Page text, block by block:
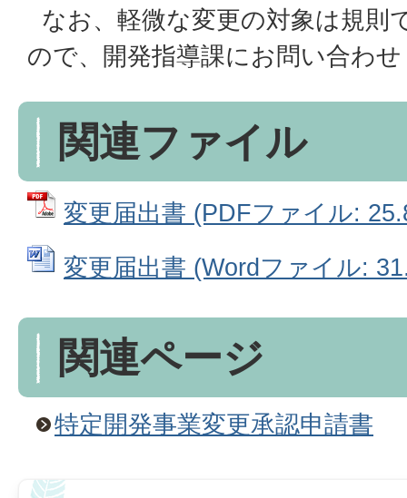
なお、軽微な変更の対象は規則
ので、開発指導課にお問い合わ
関連ファイル
変更届出書 (PDFファイル:
変更届出書 (Wordファイル:
関連ページ
特定開発事業変更承認申請書